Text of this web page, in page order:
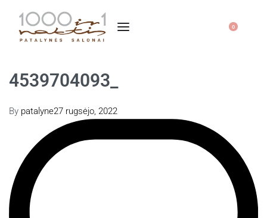
0
4539704093_
By patalyne27 rugsėjo, 2022